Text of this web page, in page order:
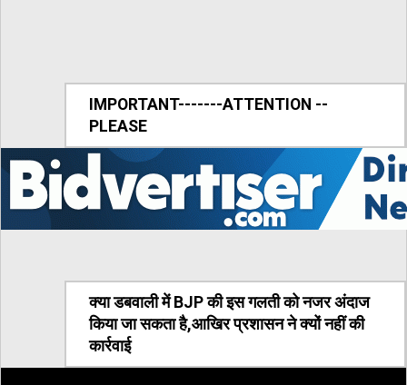
IMPORTANT-------ATTENTION --
PLEASE
क्या डबवाली में BJP की इस गलती को नजर अंदाज
किया जा सकता है,आखिर प्रशासन ने क्यों नहीं की
कार्रवाई